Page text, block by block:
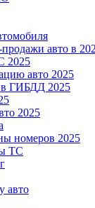
авто в
2025
авто 2025
в ГИБДД 2025
2025
номеров 2025
ТС
авто